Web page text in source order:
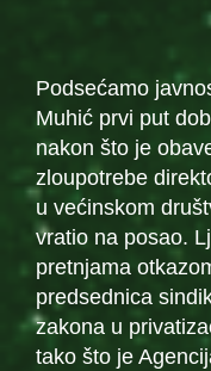
Podsećamo
Muhić prvi put
nakon što je
zloupotrebe
u većinskom
vratio na posao.
pretnjama
predsednica
zakona u
tako što je